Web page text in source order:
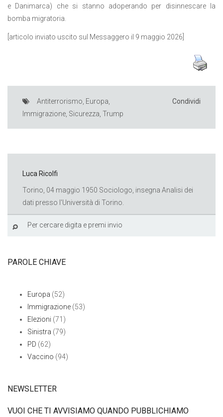
e Danimarca) che si stanno adoperando per disinnescare la
bomba migratoria.
[articolo inviato uscito sul Messaggero il 9 maggio 2026]
Antiterrorismo Europa
Immigrazione Sicurezza Trump
Condividi
Luca Ricolfi
Torino, 04 maggio 1950 Sociologo, insegna Analisi dei
dati presso l'Università di Torino.
PAROLE CHIAVE
Europa (52)
Immigrazione (53)
Elezioni (71)
Sinistra (79)
PD (62)
Vaccino (94)
NEWSLETTER
VUOI CHE TI AVVISIAMO QUANDO PUBBLICHIAMO